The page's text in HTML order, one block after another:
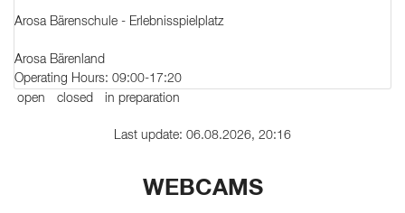
Arosa Bärenschule - Erlebnisspielplatz
Arosa Bärenland
Operating Hours: 09:00-17:20
open
closed in preparation
Last update: 06.08.2026, 20:16
WEBCAMS